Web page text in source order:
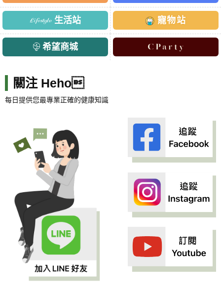
生活站 寵物站
希望商城
關注 Heho
每日提供您最專業正確的健康知識